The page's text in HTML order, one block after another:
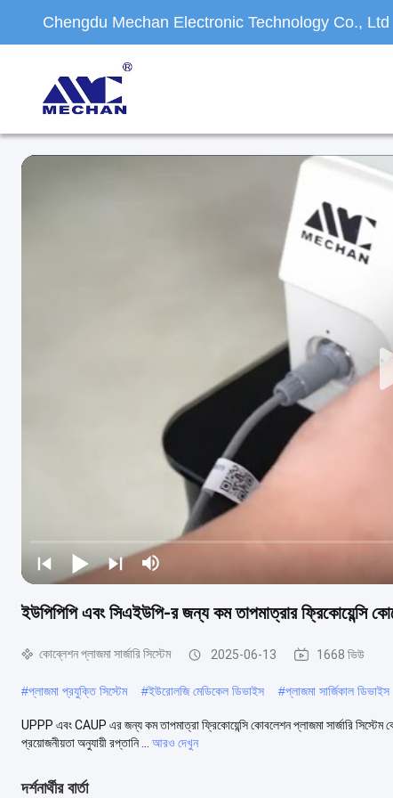
Chengdu Mechan Electronic Technology Co., Ltd
ইউপিপিপি এবং সিএইউপি-র জন্য কম তাপমাত্রার ফ্রিকোয়েন্সি
কোব্লেশন প্লাজমা সার্জারি সিস্টেম 2025-06-13 1668 ভিউ
#প্লাজমা প্রযুক্তি সিস্টেম #ইউরোলজি মেডিকেল ডিভাইস #প্লাজমা সার্জিকাল ডিভাইস
UPPP এবং CAUP এর জন্য কম তাপমাত্রা ফ্রিকোয়েন্সি কোবলেশন প্লাজমা সার্জারি
প্রয়োজনীয়তা অনুযায়ী রপ্তানি ...
আরও দেখুন
দর্শনার্থীর বার্তা